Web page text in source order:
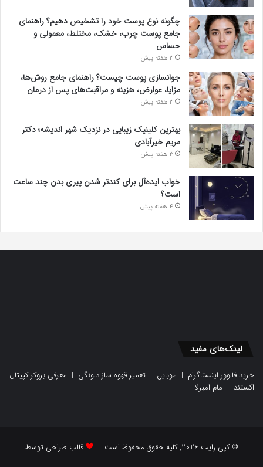
چگونه نوع پوست خود را تشخیص دهیم؟ راهنمای
جامع پوست چرب، خشک، مختلط، معمولی و
حساس
3 هفته پیش
جوانسازی پوست چیست؟ راهنمای جامع روش‌ها،
مزایا، عوارض، هزینه و مراقبت‌های پس از درمان
3 هفته پیش
بهترین کلینیک زیبایی در نزدیک شهر اندیشه؛ دکتر
مریم خیرآبادی
3 هفته پیش
خواب ایده‌آل برای کندتر شدن پیری بدن چند ساعت
است؟
4 هفته پیش
لینک‌های مفید
خرید فالوور اینستاگرام | موبایل | تعمیر قهوه ساز دلونگی | معرفی بروکر کپیتال
اکستند | مام امبرلا
© کپی رایت 2026, کلیه حقوق محفوظ است | قالب طراحی توسط